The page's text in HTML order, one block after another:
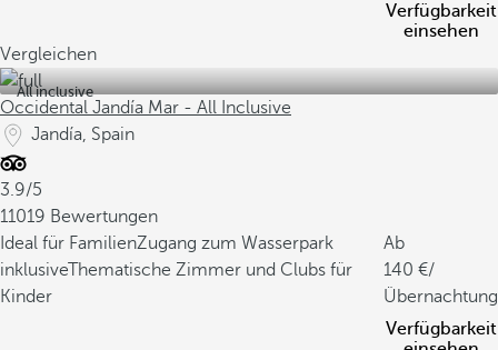
Verfügbarkeit
einsehen
Vergleichen
All inclusive
Occidental Jandía Mar - All Inclusive
Jandía, Spain
3.9/5
11019 Bewertungen
Ideal für FamilienZugang zum Wasserpark
inklusiveThematische Zimmer und Clubs für
Kinder
Ab
140
/
Übernachtung
Verfügbarkeit